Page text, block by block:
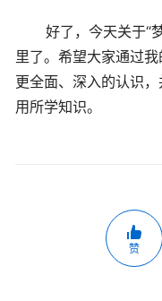
好了，今天关于“
里了。希望大家通过
更全面、深入的认识
用所学知识。
赞